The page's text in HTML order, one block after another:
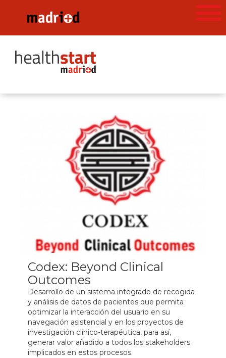
Codex: Beyond Clinical
Outcomes
Desarrollo de un sistema integrado de recogida
y análisis de datos de pacientes que permita
optimizar la interacción del usuario en su
navegación asistencial y en los proyectos de
investigación clínico-terapéutica, para así,
generar valor añadido a todos los stakeholders
implicados en estos procesos.